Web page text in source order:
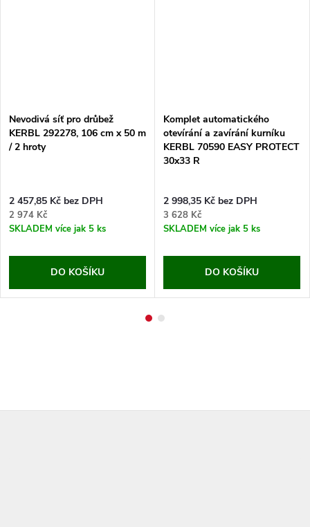
Nevodivá síť pro drůbež
KERBL 292278, 106 cm x 50 m
/ 2 hroty
2 457,85 Kč bez DPH
2 974 Kč
SKLADEM více jak 5 ks
DO KOŠÍKU
Komplet automatického
otevírání a zavírání kurníku
KERBL 70590 EASY PROTECT
30x33 R
2 998,35 Kč bez DPH
3 628 Kč
SKLADEM více jak 5 ks
DO KOŠÍKU